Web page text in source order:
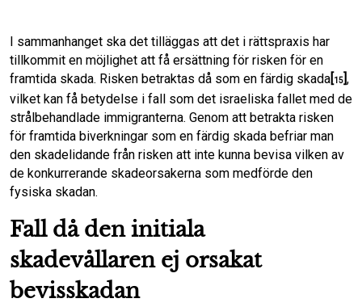
I sammanhanget ska det tilläggas att det i rättspraxis har
tillkommit en möjlighet att få ersättning för risken för en
framtida skada. Risken betraktas då som en färdig skada[15],
vilket kan få betydelse i fall som det israeliska fallet med de
strålbehandlade immigranterna. Genom att betrakta risken
för framtida biverkningar som en färdig skada befriar man
den skadelidande från risken att inte kunna bevisa vilken av
de konkurrerande skadeorsakerna som medförde den
fysiska skadan.
Fall då den initiala
skadevållaren ej orsakat
bevisskadan